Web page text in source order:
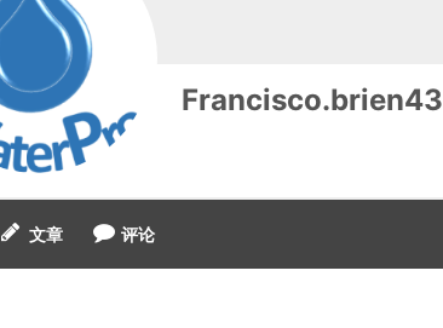
Francisco.brien43
文章 评论